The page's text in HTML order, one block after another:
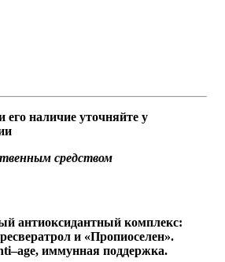
его наличие уточняйте у
средством
антиоксидантный комплекс:
и «Пропиоселен».
иммунная поддержка.